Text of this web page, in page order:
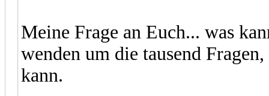
Meine Frage an Euch... was
wenden um die tausend
kann.